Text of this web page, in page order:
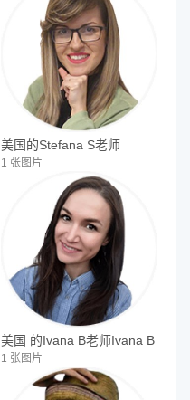
美国的Stefana S老师
1 张图片
美国 的Ivana B老师Ivana B
1 张图片